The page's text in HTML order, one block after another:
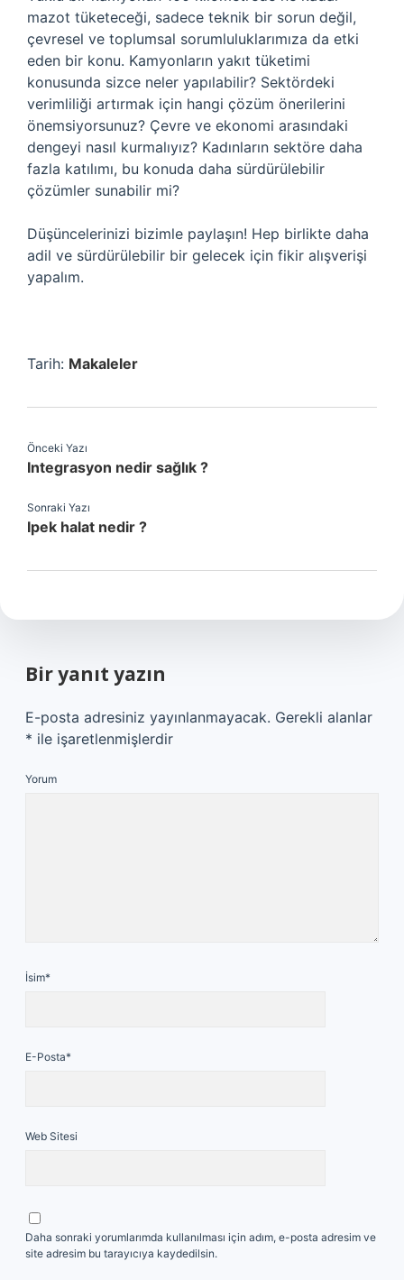
mazot tüketeceği, sadece teknik bir sorun değil,
çevresel ve toplumsal sorumluluklarımıza da etki
eden bir konu. Kamyonların yakıt tüketimi
konusunda sizce neler yapılabilir? Sektördeki
verimliliği artırmak için hangi çözüm önerilerini
önemsiyorsunuz? Çevre ve ekonomi arasındaki
dengeyi nasıl kurmalıyız? Kadınların sektöre daha
fazla katılımı, bu konuda daha sürdürülebilir
çözümler sunabilir mi?
Düşüncelerinizi bizimle paylaşın! Hep birlikte daha
adil ve sürdürülebilir bir gelecek için fikir alışverişi
yapalım.
Tarih: Makaleler
Önceki Yazı
Integrasyon nedir sağlık ?
Sonraki Yazı
Ipek halat nedir ?
Bir yanıt yazın
E-posta adresiniz yayınlanmayacak. Gerekli alanlar
* ile işaretlenmişlerdir
Yorum
İsim*
E-Posta*
Web Sitesi
Daha sonraki yorumlarımda kullanılması için adım, e-posta adresim ve
site adresim bu tarayıcıya kaydedilsin.